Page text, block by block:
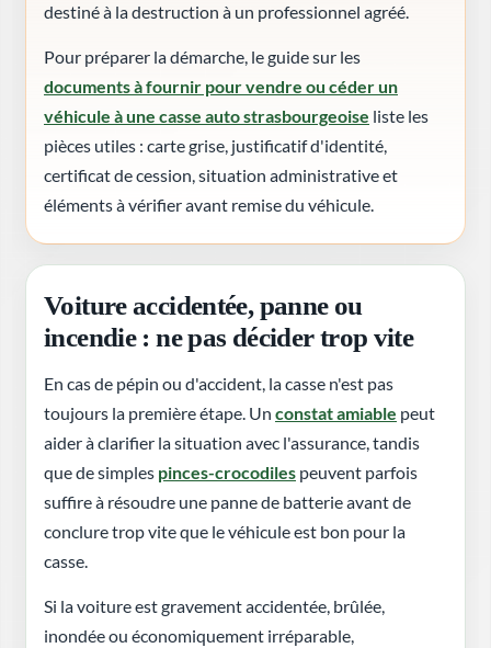
destiné à la destruction à un professionnel agréé.
Pour préparer la démarche, le guide sur les
documents à fournir pour vendre ou céder un
véhicule à une casse auto strasbourgeoise liste les
pièces utiles : carte grise, justificatif d'identité,
certificat de cession, situation administrative et
éléments à vérifier avant remise du véhicule.
Voiture accidentée, panne ou
incendie : ne pas décider trop vite
En cas de pépin ou d'accident, la casse n'est pas
toujours la première étape. Un constat amiable peut
aider à clarifier la situation avec l'assurance, tandis
que de simples pinces-crocodiles peuvent parfois
suffire à résoudre une panne de batterie avant de
conclure trop vite que le véhicule est bon pour la
casse.
Si la voiture est gravement accidentée, brûlée,
inondée ou économiquement irréparable,